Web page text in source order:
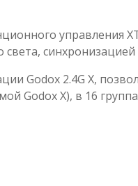
управления
синхронизацией
Godox 2.4G X,
Godox X), в 16